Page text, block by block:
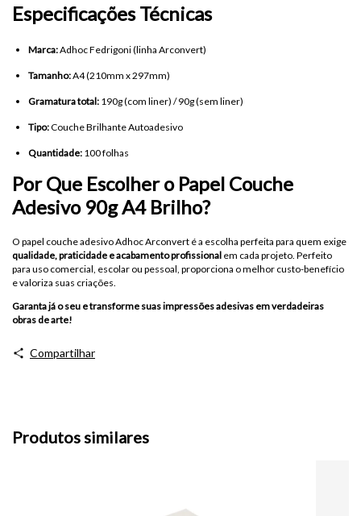
Especificações Técnicas
Marca:Adhoc Fedrigoni (linha Arconvert)
Tamanho:A4 (210mm x 297mm)
Gramatura total: 190g (com liner) / 90g (sem liner)
Tipo:Couche Brilhante Autoadesivo
Quantidade: 100 folhas
Por Que Escolher o Papel Couche
Adesivo 90g A4 Brilho?
O papel couche adesivo Adhoc Arconvert é a escolha perfeita para quem exige
qualidade, praticidade e acabamento profissional em cada projeto. Perfeito
para uso comercial, escolar ou pessoal, proporciona o melhor custo-benefício
e valoriza suas criações.
Garanta já o seu e transforme suas impressões adesivas em verdadeiras
obras de arte!
Compartilhar
Produtos similares